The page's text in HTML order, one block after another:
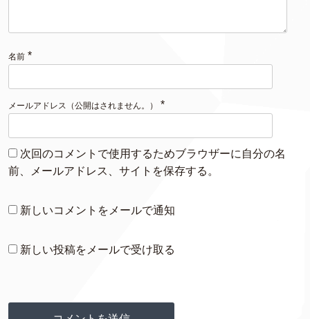
名前 *
メールアドレス（公開はされません。） *
次回のコメントで使用するためブラウザーに自分の名
前、メールアドレス、サイトを保存する。
新しいコメントをメールで通知
新しい投稿をメールで受け取る